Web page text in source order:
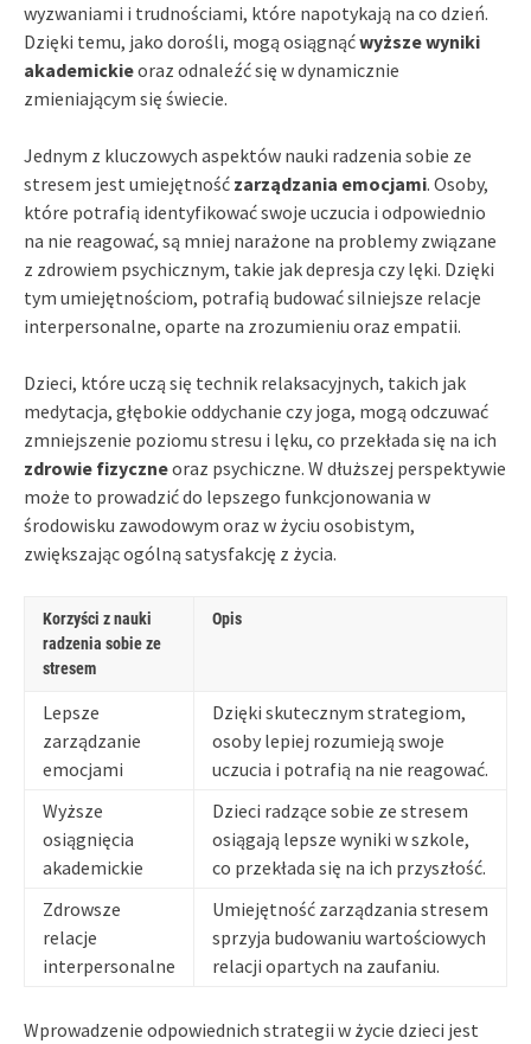
wyzwaniami i trudnościami, które napotykają na co dzień.
Dzięki temu, jako dorośli, mogą osiągnąćwyższe wyniki
akademickieoraz odnaleźć się w dynamicznie
zmieniającym się świecie.
Jednym z kluczowych aspektów nauki radzenia sobie ze
stresem jest umiejętność zarządzania emocjami. Osoby,
które potrafią identyfikować swoje uczucia i odpowiednio
na nie reagować, są mniej narażone na problemy związane
z zdrowiem psychicznym, takie jak depresja czy lęki. Dzięki
tym umiejętnościom, potrafią budować silniejsze relacje
interpersonalne, oparte na zrozumieniu oraz empatii.
Dzieci, które uczą się technik relaksacyjnych, takich jak
medytacja, głębokie oddychanie czy joga, mogą odczuwać
zmniejszenie poziomu stresu i lęku, co przekłada się na ich
zdrowie fizyczneoraz psychiczne. W dłuższej perspektywie
może to prowadzić do lepszego funkcjonowania w
środowisku zawodowym oraz w życiu osobistym,
zwiększając ogólną satysfakcję z życia.
Korzyści z nauki
radzenia sobie ze
stresem
Opis
Lepsze
zarządzanie
emocjami
Dzięki skutecznym strategiom,
osoby lepiej rozumieją swoje
uczucia i potrafią na nie reagować.
Wyższe
osiągnięcia
akademickie
Dzieci radzące sobie ze stresem
osiągają lepsze wyniki w szkole,
co przekłada się na ich przyszłość.
Zdrowsze
relacje
interpersonalne
Umiejętność zarządzania stresem
sprzyja budowaniu wartościowych
relacji opartych na zaufaniu.
Wprowadzenie odpowiednich strategii w życie dzieci jest